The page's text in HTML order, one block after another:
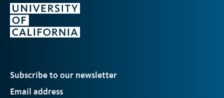
Subscribe to our newsletter
Email address